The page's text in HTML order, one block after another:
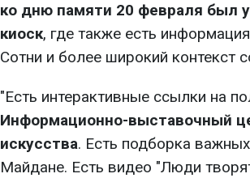
ко дню памяти 20 февраля был
киоск, где также есть
Сотни и более широкий контекст
"Есть интерактивные ссылки на
Информационно-выставочный
искусства. Есть подборка
Майдане. Есть видео "Люди